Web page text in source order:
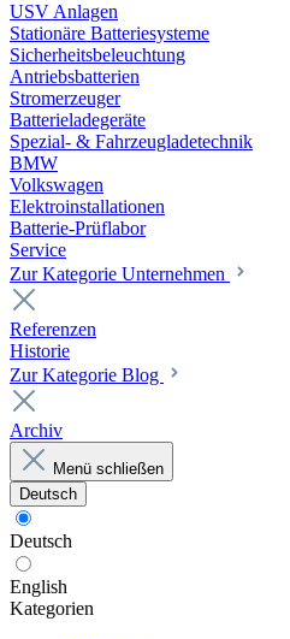
USV Anlagen
Stationäre Batteriesysteme
Sicherheitsbeleuchtung
Antriebsbatterien
Stromerzeuger
Batterieladegeräte
Spezial- & Fahrzeugladetechnik
BMW
Volkswagen
Elektroinstallationen
Batterie-Prüflabor
Service
Zur Kategorie Unternehmen
Referenzen
Historie
Zur Kategorie Blog
Archiv
Menü schließen
Deutsch
Deutsch
English
Kategorien